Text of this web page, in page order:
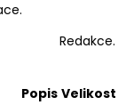
Redakce.
Popis Velikost